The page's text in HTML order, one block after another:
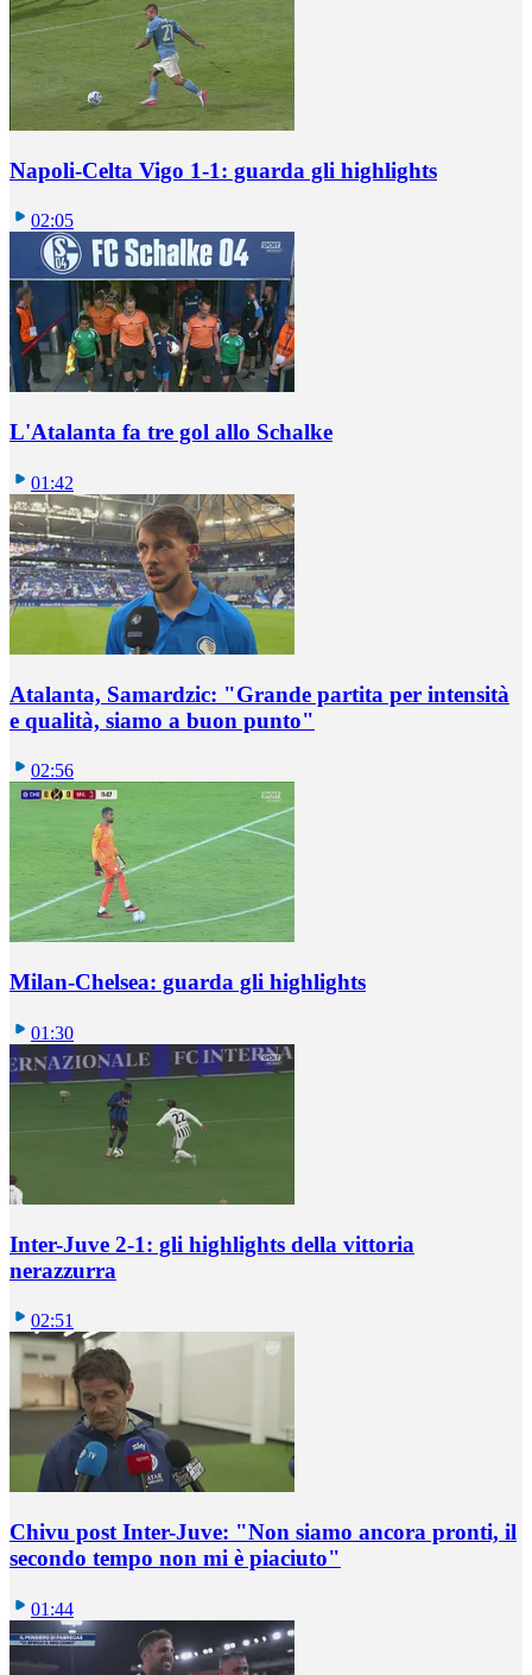
Napoli-Celta Vigo 1-1: guarda gli highlights
02:05
L'Atalanta fa tre gol allo Schalke
01:42
Atalanta, Samardzic: "Grande partita per intensità
e qualità, siamo a buon punto"
02:56
Milan-Chelsea: guarda gli highlights
01:30
Inter-Juve 2-1: gli highlights della vittoria
nerazzurra
02:51
Chivu post Inter-Juve: "Non siamo ancora pronti, il
secondo tempo non mi è piaciuto"
01:44